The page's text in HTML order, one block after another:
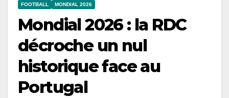
FOOTBALL MONDIAL 2026
Mondial 2026 : la RDC
décroche un nul
historique face au
Portugal